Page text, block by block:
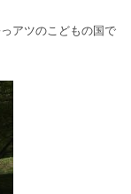
アツのこどもの国で